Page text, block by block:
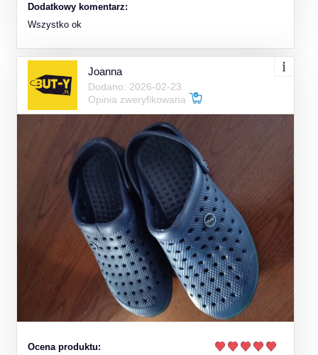
Dodatkowy komentarz:
Wszystko ok
Joanna
Dodano: 2026-02-23
Opinia zweryfikowana
Ocena produktu: